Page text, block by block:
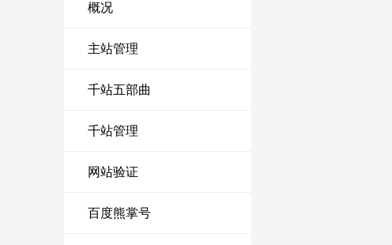
概况
主站管理
千站五部曲
千站管理
网站验证
百度熊掌号